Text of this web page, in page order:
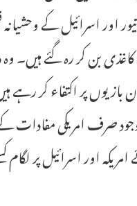
اور اسرائیل کے
کاغذی بن کر رہ گئے
پر اکتفاء کر رہے
صرف امریکی مفادات
اور اسرائیل پر لگام